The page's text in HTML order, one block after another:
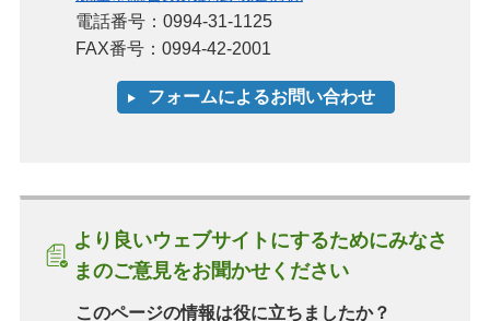
電話番号：0994-31-1125
FAX番号：0994-42-2001
より良いウェブサイトにするためにみなさ
まのご意見をお聞かせください
このページの情報は役に立ちましたか？